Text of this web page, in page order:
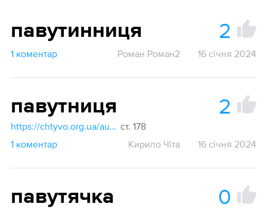
павутинниця 2
1 коментар Роман Роман2 16 січня 2024
павутниця 2
https://chtyvo.org.ua/authors/Nechai_Stanislav/Rosiisko_-_ukrainskyi_medychnyi_slovnyk_z_inshomovnymy_nazvamy_2003/ ст. 178
1 коментар
Кирило Чіта 16 січня 2024
павутячка 0